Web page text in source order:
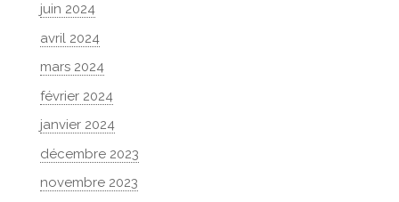
juin 2024
avril 2024
mars 2024
février 2024
janvier 2024
décembre 2023
novembre 2023